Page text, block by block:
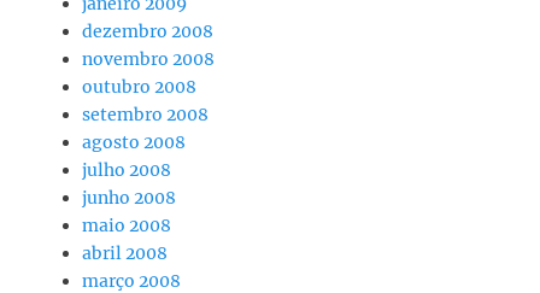
dezembro 2008
novembro 2008
outubro 2008
setembro 2008
agosto 2008
julho 2008
junho 2008
maio 2008
abril 2008
março 2008